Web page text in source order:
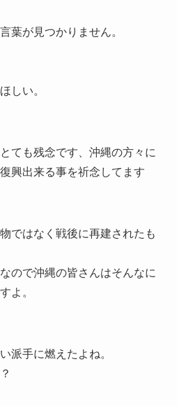
葉が見つかりません。
しい。
ても残念です、沖縄の方々に
興出来る事を祈念してます
ではなく戦後に再建されたも
ので沖縄の皆さんはそんなに
よ。
派手に燃えたよね。